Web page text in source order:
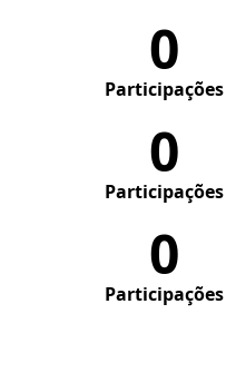
0
Participações
0
Participações
0
Participações